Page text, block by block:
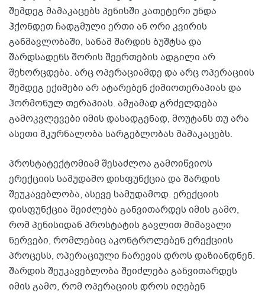
შემდეგ მამაკაცებს პენისში კათეტერი უნდა
ჰქონდეთ ჩადგმული ერთი ან ორი კვირის
განმავლობაში, სანამ შარდის ბუშტსა და
შარდსადენს შორის შეერთების ადგილი არ
შეხორცდება. არც ოპერაციამდე და არც ოპერაციის
შემდეგ ექიმები არ ატარებენ ქიმიოთერაპიას და
ჰორმონულ თერაპიას. ამჟამად გრძელდება
გამოკვლევები იმის დასადგენად, მოუტანს თუ არა
ასეთი მკურნალობა სარგებლობას მამაკაცებს.
პროსტატექტომიამ შესაძლოა გამოიწვიოს
ერექციის სამუდამო დისფუნქცია და შარდის
შეუკავებლობა, ასევე სამუდამოდ. ერექციის
დისფუნქცია შეიძლება განვითარდეს იმის გამო,
რომ პენისიდან პროსტატის გავლით მიმავალი
ნერვები, რომლებიც აკონტროლებენ ერექციის
პროცესს, ოპერაციული ჩარევის დროს დაზიანდნენ.
შარდის შეუკავებლობა შეიძლება განვითარდეს
იმის გამო, რომ ოპერაციის დროს იღებენ